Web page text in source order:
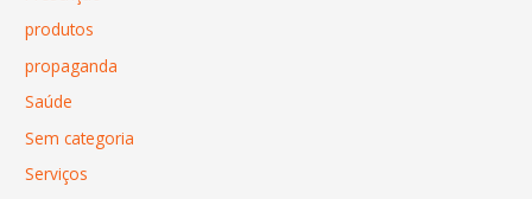
produtos
propaganda
Saúde
Sem categoria
Serviços